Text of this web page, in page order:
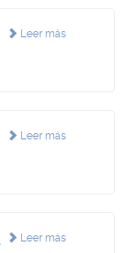
Leer más
Leer más
Leer más